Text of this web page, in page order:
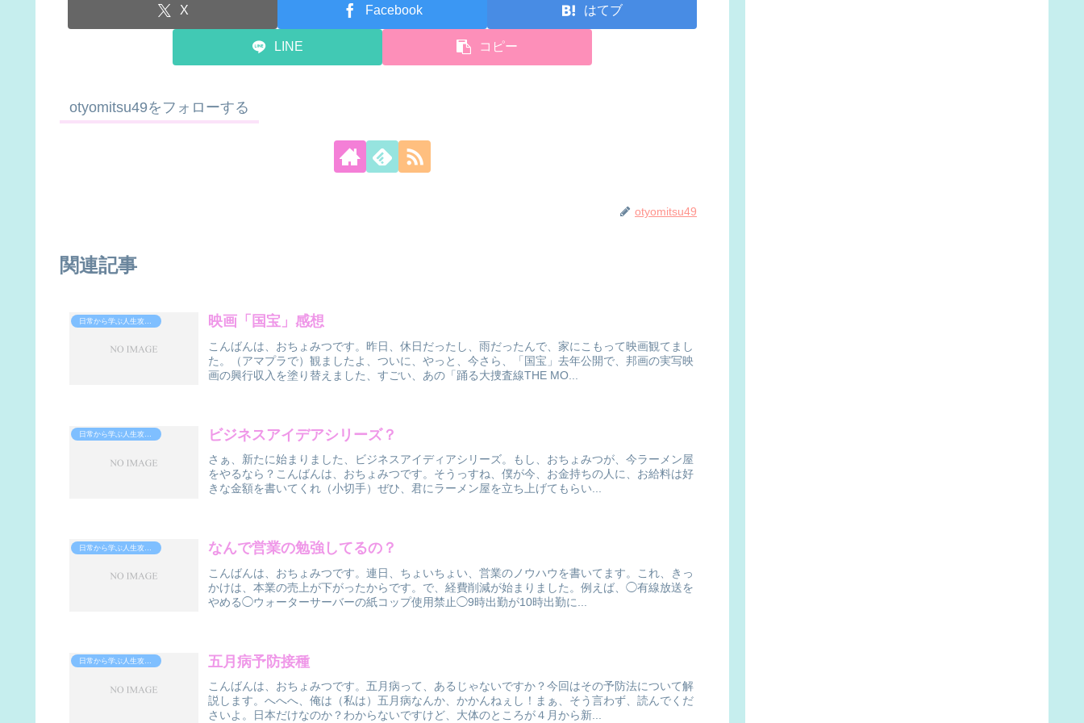
X Facebook はてブ
LINE コピー
otyomitsu49をフォローする
otyomitsu49
関連記事
映画「国宝」感想
こんばんは、おちょみつです。昨日、休日だったし、雨だったんで、家にこもって映画観てまし
た。（アマプラで）観ましたよ、ついに、やっと、今さら、「国宝」去年公開で、邦画の実写映
画の興行収入を塗り替えました、すごい、あの「踊る大捜査線THE MO...
日常から学ぶ人生攻略法 ビジネスアイデアシリーズ？
さぁ、新たに始まりました、ビジネスアイディアシリーズ。もし、おちょみつが、今ラーメン屋
をやるなら？こんばんは、おちょみつです。そうっすね、僕が今、お金持ちの人に、お給料は好
きな金額を書いてくれ（小切手）ぜひ、君にラーメン屋を立ち上げてもらい...
なんで営業の勉強してるの？
こんばんは、おちょみつです。連日、ちょいちょい、営業のノウハウを書いてます。これ、きっ
かけは、本業の売上が下がったからです。で、経費削減が始まりました。例えば、◯有線放送を
やめる◯ウォーターサーバーの紙コップ使用禁止◯9時出勤が10時出勤に...
日常から学ぶ人生攻略法 五月病予防接種
こんばんは、おちょみつです。五月病って、あるじゃないですか？今回はその予防法について解
説します。へへへ、俺は（私は）五月病なんか、かかんねぇし！まぁ、そう言わず、読んでくだ
さいよ。日本だけなのか？わからないですけど、大体のところが４月から新...